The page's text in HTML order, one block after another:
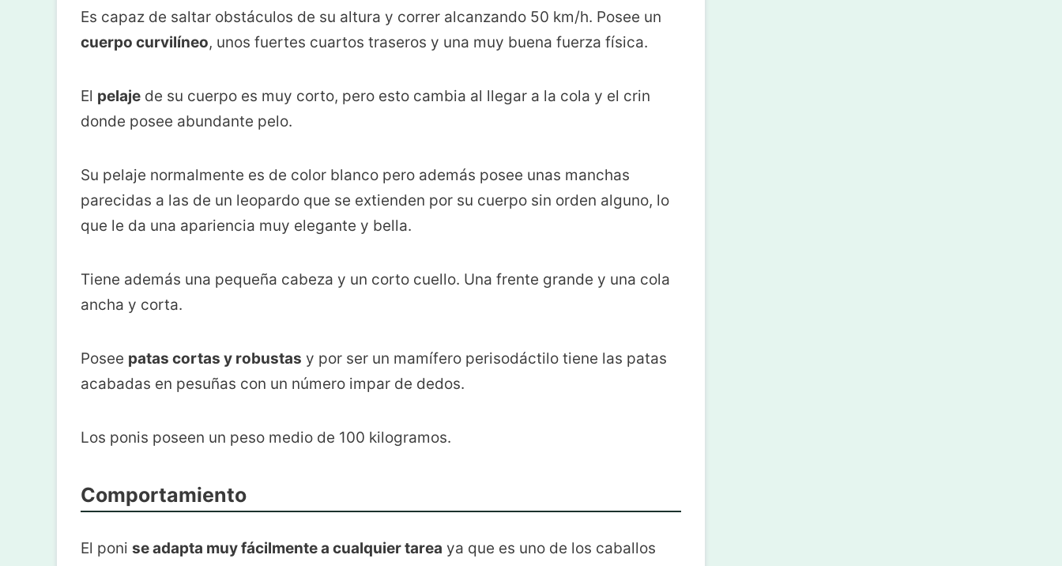
Es capaz de saltar obstáculos de su altura y correr alcanzando 50 km/h. Posee un
cuerpo curvilíneo, unos fuertes cuartos traseros y una muy buena fuerza física.
El pelaje de su cuerpo es muy corto, pero esto cambia al llegar a la cola y el crin
donde posee abundante pelo.
Su pelaje normalmente es de color blanco pero además posee unas manchas
parecidas a las de un leopardo que se extienden por su cuerpo sin orden alguno, lo
que le da una apariencia muy elegante y bella.
Tiene además una pequeña cabeza y un corto cuello. Una frente grande y una cola
ancha y corta.
Posee patas cortas y robustas y por ser un mamífero perisodáctilo tiene las patas
acabadas en pesuñas con un número impar de dedos.
Los ponis poseen un peso medio de 100 kilogramos.
Comportamiento
El poni se adapta muy fácilmente a cualquier tarea ya que es uno de los caballos